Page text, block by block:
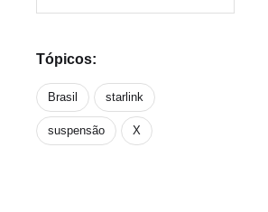
Tópicos:
Brasil starlink
suspensão X